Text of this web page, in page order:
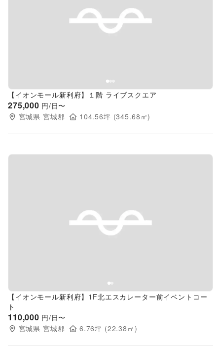
Previous slide
【イオンモール新利府】１階 ライブスクエア
275,000 円/日〜
宮城県 宮城郡 104.56坪 (345.68 ㎡)
Previous slide
【イオンモール新利府】1F北エスカレーター前イベントコー
ト
110,000 円/日〜
宮城県 宮城郡 6.76坪 (22.38 ㎡)